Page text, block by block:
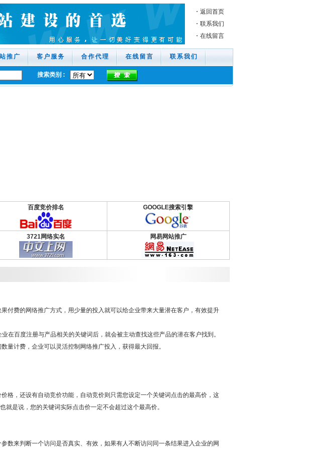
・返回首页
・ 联系我们
・ 在线留言
推广 客户服务 合作代理 在线留言 联系我们
搜索类别 :
百度竞价排名 GOOGLE搜索引擎
3721网络实名 网易网站推广
的网络推广方式，用少量的投入就可以给企业带来大量潜在客户，有效提升
度注册与产品相关的关键词后，就会被主动查找这些产品的潜在客户找到。
费，企业可以灵活控制网络推广投入，获得最大回报。
还设有自动竞价功能，自动竞价则只需您设定一个关键词点击的最高价，这
就是说，您的关键词实际点击价一定不会超过这个最高价。
判断一个访问是否真实、有效，如果有人不断访问同一条结果进入企业的网